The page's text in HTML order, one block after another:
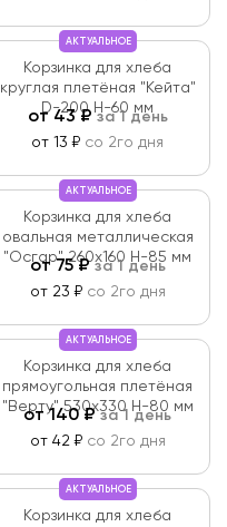
АКТУАЛЬНОЕ
Корзинка для хлеба
круглая плетёная "Кейта"
D-200 Н-60 мм
от 43₽за 1 день
от 13 ₽ со 2го дня
АКТУАЛЬНОЕ
Корзинка для хлеба
овальная металлическая
"Осгар" 260х160 Н-85 мм
от75₽за 1 день
от 23 ₽ со 2го дня
АКТУАЛЬНОЕ
Корзинка для хлеба
прямоугольная плетёная
"Верту" 530х330 Н-80 мм
от140₽за 1 день
от 42 ₽ со 2го дня
АКТУАЛЬНОЕ
Корзинка для хлеба